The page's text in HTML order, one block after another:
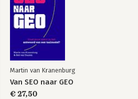
Martin van Kranenburg
Van SEO naar GEO
€ 27,50